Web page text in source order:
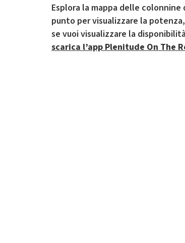
Esplora la mappa delle
punto per visualizzare la
se vuoi visualizzare la
scarica l’app Plenitude On The